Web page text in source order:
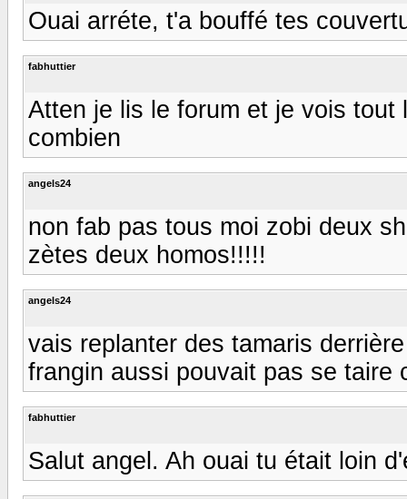
Ouai arréte, t'a bouffé tes
fabhuttier
Atten je lis le forum et je vois
combien
angels24
non fab pas tous moi zobi deux
zètes deux homos!!!!!
angels24
vais replanter des tamaris
frangin aussi pouvait pas se taire
fabhuttier
Salut angel. Ah ouai tu était loin